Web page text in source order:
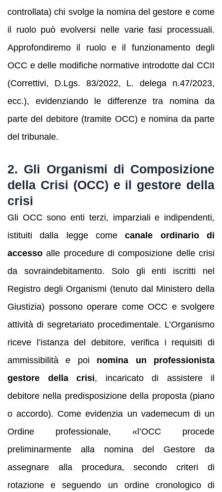
controllata) chi svolge la nomina del gestore e come
il ruolo può evolversi nelle varie fasi processuali.
Approfondiremo il ruolo e il funzionamento degli
OCC e delle modifiche normative introdotte dal CCII
(Correttivi, D.Lgs. 83/2022, L. delega n.47/2023,
ecc.), evidenziando le differenze tra nomina da
parte del debitore (tramite OCC) e nomina da parte
del tribunale.
2. Gli Organismi di Composizione
della Crisi (OCC) e il gestore della
crisi
Gli OCC sono enti terzi, imparziali e indipendenti,
istituiti dalla legge comecanale ordinario di
accesso alle procedure di composizione delle crisi
da sovraindebitamento. Solo gli enti iscritti nel
Registro degli Organismi (tenuto dal Ministero della
Giustizia) possono operare come OCC e svolgere
attività di segretariato procedimentale. L’Organismo
riceve l’istanza del debitore, verifica i requisiti di
ammissibilità e poi nomina un professionista
gestore della crisi, incaricato di assistere il
debitore nella predisposizione della proposta (piano
o accordo). Come evidenzia un vademecum di un
Ordine professionale, «l’OCC procede
preliminarmente alla nomina del Gestore da
assegnare alla procedura, secondo criteri di
rotazione e seguendo un ordine cronologico di